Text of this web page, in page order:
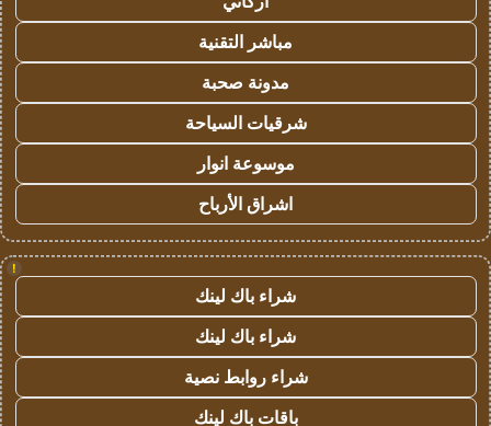
مباشر التقنية
مدونة صحبة
شرقيات السياحة
موسوعة انوار
اشراق الأرباح
!
شراء باك لينك
شراء باك لينك
شراء روابط نصية
باقات باك لينك